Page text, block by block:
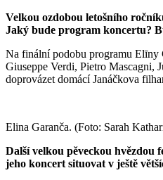
Velkou ozdobou letošního
Jaký bude program koncertu?
Na finální podobu programu Elīny
Giuseppe Verdi, Pietro Mascagni,
doprovázet domácí Janáčkova
Elina Garanča. (Foto: Sarah
Další velkou pěveckou hvězdou
jeho koncert situovat v ještě